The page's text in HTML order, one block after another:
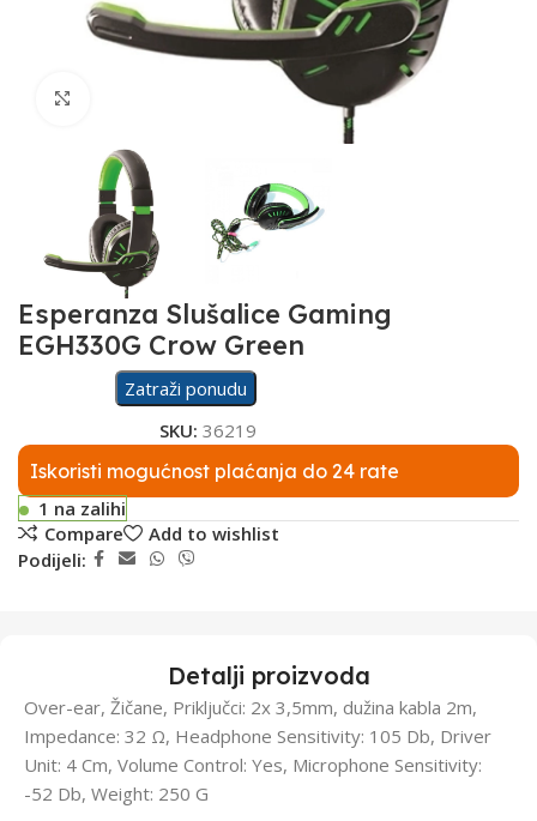
Esperanza Slušalice Gaming
EGH330G Crow Green
Zatraži ponudu
SKU: 36219
Iskoristi mogućnost plaćanja do 24 rate
1 na zalihi
Compare
Add to wishlist
Podijeli:
Detalji proizvoda
Over-ear, Žičane, Priključci: 2x 3,5mm, dužina kabla 2m,
Impedance: 32 Ω, Headphone Sensitivity: 105 Db, Driver
Unit: 4 Cm, Volume Control: Yes, Microphone Sensitivity:
-52 Db, Weight: 250 G